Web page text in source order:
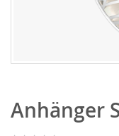
Anfang
der
Anhänger